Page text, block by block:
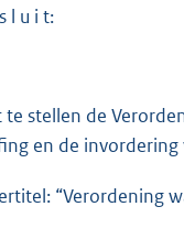
l u i t:
te stellen de
en de
“Verordening